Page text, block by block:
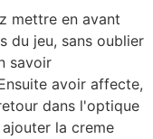
mettre en avant
du jeu, sans oublier
savoir
avoir affecte,
dans l'optique
la creme